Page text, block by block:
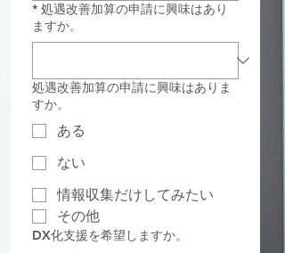
* 処遇改善加算の申請に興味はあり
ますか。
処遇改善加算の申請に興味はありま
すか。
ある
ない
情報収集だけしてみたい
その他
DX化支援を希望しますか。